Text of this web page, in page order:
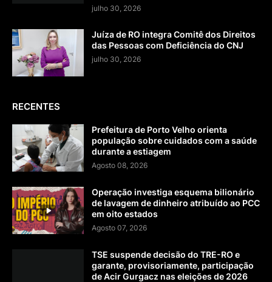
julho 30, 2026
Juíza de RO integra Comitê dos Direitos
das Pessoas com Deficiência do CNJ
julho 30, 2026
RECENTES
Prefeitura de Porto Velho orienta
população sobre cuidados com a saúde
durante a estiagem
Agosto 08, 2026
Operação investiga esquema bilionário
de lavagem de dinheiro atribuído ao PCC
em oito estados
Agosto 07, 2026
TSE suspende decisão do TRE-RO e
garante, provisoriamente, participação
de Acir Gurgacz nas eleições de 2026